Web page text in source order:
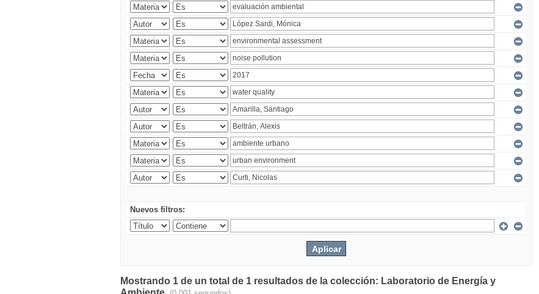
Nuevos filtros:
Mostrando 1 de un total de 1 resultados de la colección: Laboratorio de Energía y